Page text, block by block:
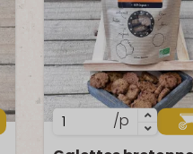
quantité /p